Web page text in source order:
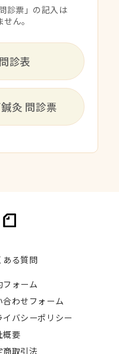
診票」の記入は
ん。
診表
灸 問診票
ある質問
フォーム
合わせフォーム
イバシーポリシー
概要
商取引法